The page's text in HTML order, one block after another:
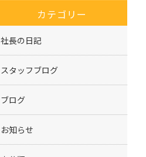
カテゴリー
社長の日記
スタッフブログ
ブログ
お知らせ